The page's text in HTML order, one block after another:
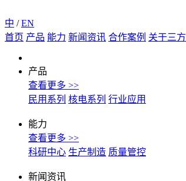
中 /EN
首页 产品 能力 新闻资讯 合作案例 关于三方
产品
查看更多 >>
民用系列 核电系列 行业应用
能力
查看更多 >>
科研中心 生产制造 质量管控
新闻资讯